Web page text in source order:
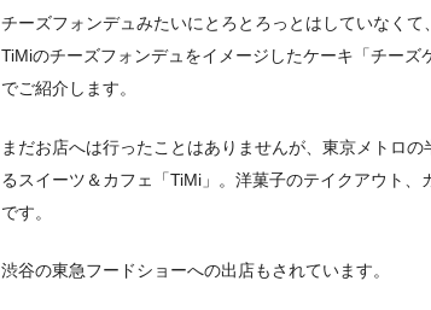
チーズフォンデュみたいにとろとろっとはしていなくて
TiMiのチーズフォンデュをイメージしたケーキ「チー
でご紹介します。
まだお店へは行ったことはありませんが、東京メトロ
るスイーツ＆カフェ「TiMi」。洋菓子のテイクアウト
です。
渋谷の東急フードショーへの出店もされています。